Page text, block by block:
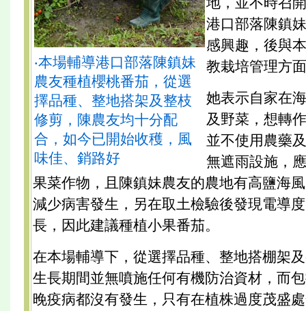
‧本場輔導港口部落陳鎮妹
農友種植櫻桃番茄，從選
擇品種、整地搭架及整枝
修剪，陳農友均十分配
合，如今已開始收穫，風
味佳、銷路好
港口部落陳鎮
感興趣，後與
教栽培管理方
她表示自家在
及野菜，想轉
並不使用農藥
無遮雨設施，
果菜作物，且陳鎮妹農友的農地有高鹽海
減少病害發生，另在取土檢驗後發現電導
長，因此建議種植小果番茄。
在本場輔導下，從選擇品種、整地搭棚架
生長期間並無噴施任何有機防治資材，而
晚疫病都沒有發生，只有在植株過度茂盛